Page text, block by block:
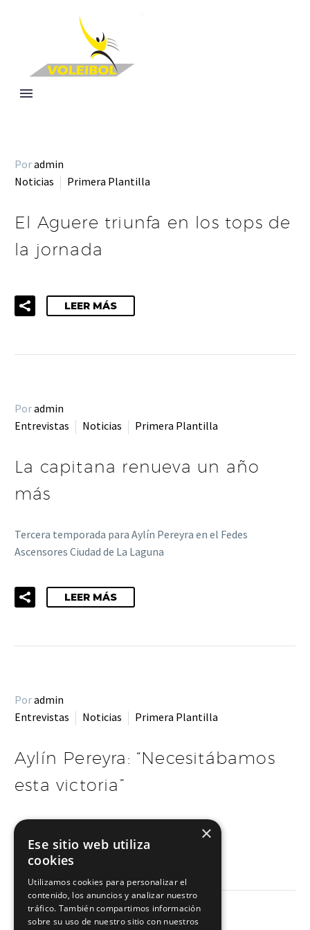
Poradmin
Noticias
Primera Plantilla
El Aguere triunfa en los tops de
la jornada
LEER MÁS
Poradmin
Entrevistas
Noticias Primera Plantilla
La capitana renueva un año
más
Tercera temporada para Aylín Pereyra en el Fedes
Ascensores Ciudad de La Laguna
LEER MÁS
Poradmin
Entrevistas
Noticias Primera Plantilla
Aylín Pereyra: “Necesitábamos
esta victoria”
LEER MÁS ×
Ese sitio web utiliza
cookies
Utilizamos cookies para personalizar el
contenido, los anuncios y analizar nuestro
tráfico. También compartimos información
sobre su uso de nuestro sitio con nuestros